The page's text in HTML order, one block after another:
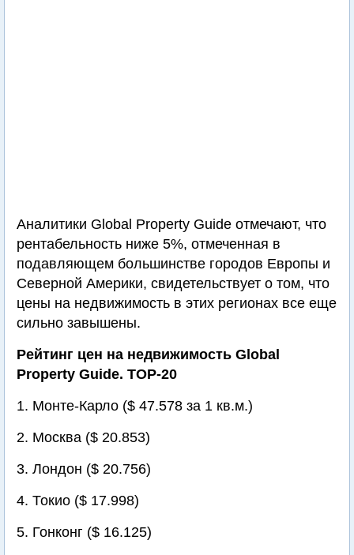
Аналитики Global Property Guide отмечают, что
рентабельность ниже 5%, отмеченная в
подавляющем большинстве городов Европы и
Северной Америки, свидетельствует о том, что
цены на недвижимость в этих регионах все еще
сильно завышены.
Рейтинг цен на недвижимость Global
Property Guide. TOP-20
1. Монте-Карло ($ 47.578 за 1 кв.м.)
2. Москва ($ 20.853)
3. Лондон ($ 20.756)
4. Токио ($ 17.998)
5. Гонконг ($ 16.125)